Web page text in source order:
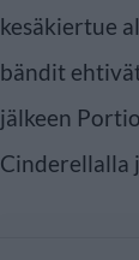
kesäkiertue
bändit
jälkeen
Cinderellalla